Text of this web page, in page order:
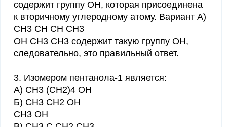
содержит группу ОН, которая присоединена
к вторичному углеродному атому. Вариант А)
СH3 CH CH CH3
OH CH3 СН3 содержит такую группу ОН,
следовательно, это правильный ответ.
3. Изомером пентанола-1 является:
А) СН3 (СН2)4 ОН
Б) СН3 СН2 ОН
СН3 ОН